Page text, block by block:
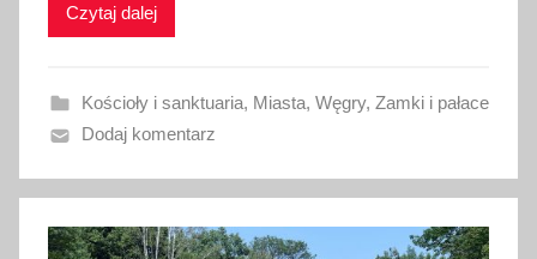
a
n
5
w
Czytaj dalej
Kościoły i sanktuaria, Miasta, Węgry, Zamki i pałace
Dodaj komentarz